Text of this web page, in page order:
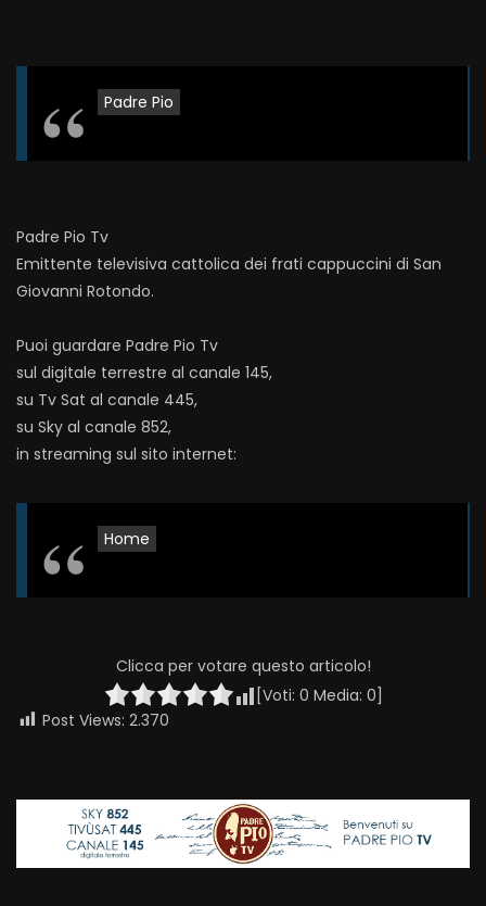
Padre Pio
Padre Pio Tv
Emittente televisiva cattolica dei frati cappuccini di San
Giovanni Rotondo.
Puoi guardare Padre Pio Tv
sul digitale terrestre al canale 145,
su Tv Sat al canale 445,
su Sky al canale 852,
in streaming sul sito internet:
Home
Clicca per votare questo articolo!
[Voti: 0 Media: 0]
Post Views: 2.370